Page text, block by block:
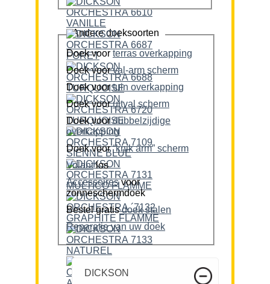
Andere doeksoorten
Doek voor terras overkapping
Doek voor
val-arm scherm
Doek voor
tuin overkapping
Doek voor
uitval scherm
Doek voordubbelzijdige
overkapping
Doek voor
“knik arm” scherm
Volantlos
Accessoiresvoor
zonneschermdoek
Bestel gratis doek stalen
Reparatie van uw doek
DICKSON